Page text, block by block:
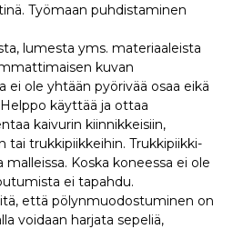
Työmaan puhdistaminen
lumesta yms. materiaaleista
kuvan
ei ole yhtään pyörivää osaa eikä
käyttää ja ottaa
kaivurin kiinnikkeisiin,
tai trukkipiikkeihin. Trukkipiikki-
malleissa. Koska koneessa ei ole
ei tapahdu.
että pölynmuodostuminen on
voidaan harjata sepeliä,